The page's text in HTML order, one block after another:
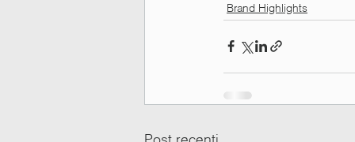
Brand Highlights